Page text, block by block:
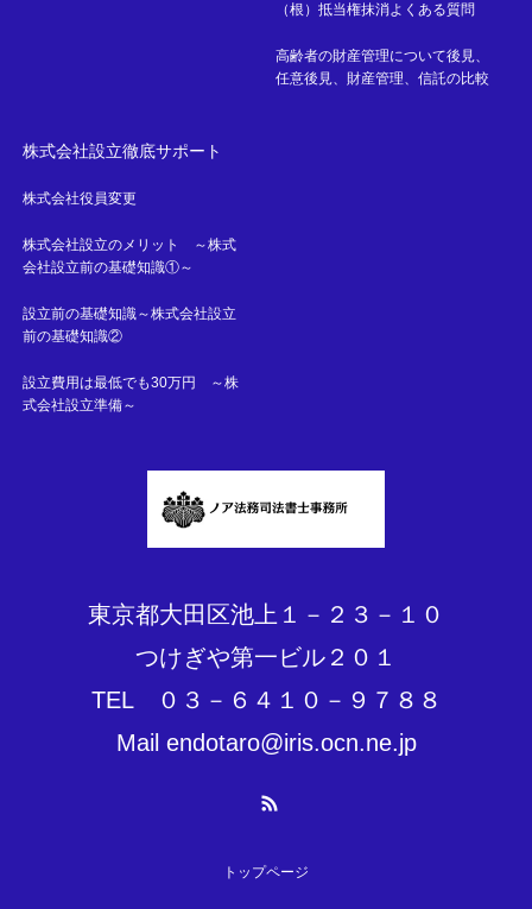
（根）抵当権抹消よくある質問
高齢者の財産管理について後見、
任意後見、財産管理、信託の比較
株式会社設立徹底サポート
株式会社役員変更
株式会社設立のメリット ～株式
会社設立前の基礎知識①～
設立前の基礎知識～株式会社設立
前の基礎知識②
設立費用は最低でも30万円 ～株
式会社設立準備～
東京都大田区池上１－２３－１０
つけぎや第一ビル２０１
TEL ０３－６４１０－９７８８
Mail endotaro@iris.ocn.ne.jp
トップページ